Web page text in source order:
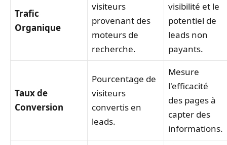
Trafic
Organique
visiteurs
provenant des
moteurs de
recherche.
visibilité et le
potentiel de
leads non
payants.
Taux de
Conversion
Pourcentage de
visiteurs
convertis en
leads.
Mesure
l'efficacité
des pages à
capter des
informations.